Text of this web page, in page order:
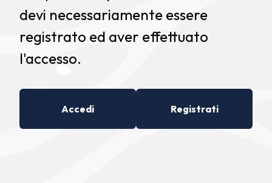
devi necessariamente essere
registrato ed aver effettuato
l'accesso.
Accedi Registrati